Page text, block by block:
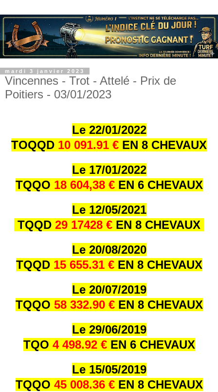
mardi 3 janvier 2023
Vincennes - Trot - Attelé - Prix de
Poitiers - 03/01/2023
Le 22/01/2022
TOQQD 10 091.91 € EN 8 CHEVAUX
Le 17/01/2022
TQQO 18 604,38 € EN 6 CHEVAUX
Le 12/05/2021
TQQD 29 17428 € EN 8 CHEVAUX
Le 20/08/2020
TQQD 15 655.31 € EN 8 CHEVAUX
Le 20/07/2019
TQQO 58 332.90 € EN 8 CHEVAUX
Le 29/06/2019
TQO 4 498.92 € EN 6 CHEVAUX
Le 15/05/2019
TQQO 45 008.36 € EN 8 CHEVAUX